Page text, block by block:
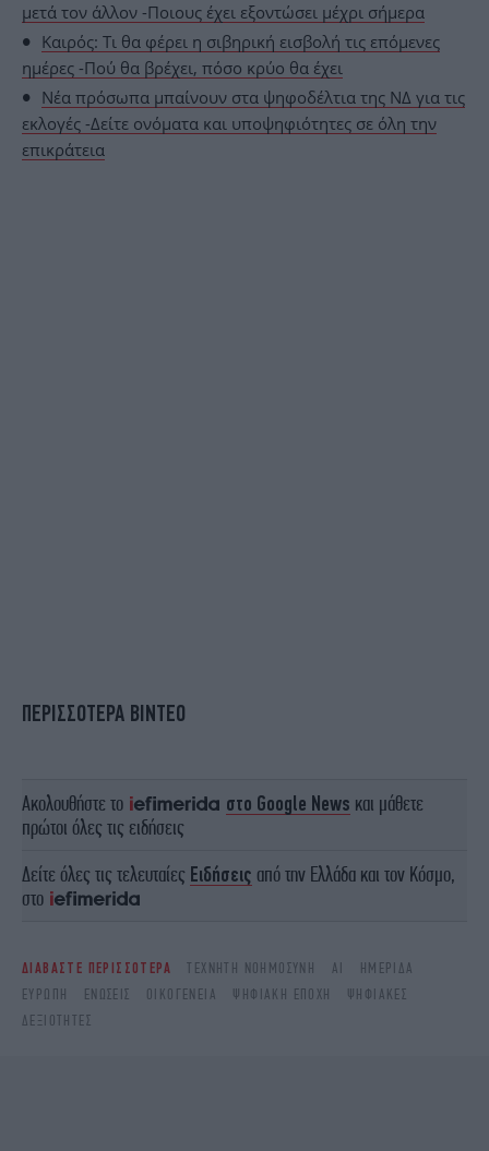
μετά τον άλλον -Ποιους έχει εξοντώσει μέχρι σήμερα
Καιρός: Τι θα φέρει η σιβηρική εισβολή τις επόμενες
ημέρες -Πού θα βρέχει, πόσο κρύο θα έχει
Νέα πρόσωπα μπαίνουν στα ψηφοδέλτια της ΝΔ για τις
εκλογές -Δείτε ονόματα και υποψηφιότητες σε όλη την
επικράτεια
ΠΕΡΙΣΣΟΤΕΡΑ ΒΙΝΤΕΟ
Ακολουθήστε το στο Google News και μάθετε
πρώτοι όλες τις ειδήσεις
Δείτε όλες τις τελευταίες Ειδήσεις από την Ελλάδα και τον Κόσμο,
στο
ΔΙΑΒΑΣΤΕ ΠΕΡΙΣΣΟΤΕΡΑ ΤΕΧΝΗΤΉ ΝΟΗΜΟΣΎΝΗ AI
ΗΜΕΡΊΔΑ
ΕΥΡΏΠΗ
ΕΝΏΣΕΙΣ ΟΙΚΟΓΈΝΕΙΑ ΨΗΦΙΑΚΉ ΕΠΟΧΉ
ΨΗΦΙΑΚΕΣ
ΔΕΞΙΟΤΗΤΕΣ